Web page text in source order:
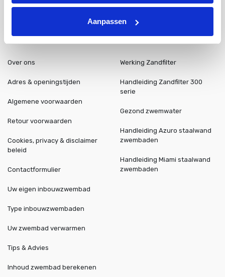
Aanpassen
Tallinner straße 10A Bad Bentheim 48455 Duitsland
Over ons
Adres & openingstijden
Algemene voorwaarden
Retour voorwaarden
Cookies, privacy & disclaimer
beleid
Contactformulier
Werking Zandfilter
Handleiding Zandfilter 300
serie
Gezond zwemwater
Handleiding Azuro staalwand
zwembaden
Handleiding Miami staalwand
zwembaden
Uw eigen inbouwzwembad
Type inbouwzwembaden
Uw zwembad verwarmen
Tips & Advies
Inhoud zwembad berekenen